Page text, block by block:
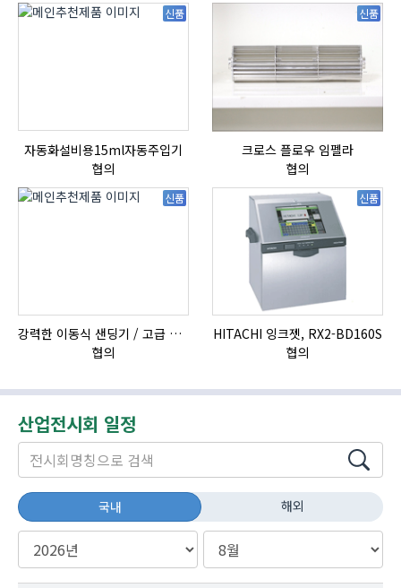
신품
자동화설비용15ml자동주입기
협의
신품
크로스 플로우 임펠라
협의
신품
강력한 이동식 샌딩기 / 고급 이태리 IBIX샌드블라스터
협의
신품
HITACHI 잉크젯, RX2-BD160S
협의
산업전시회 일정
국내 해외